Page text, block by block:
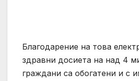
Благодарение на това
здравни досиета на над 4
граждани са обогатени и с